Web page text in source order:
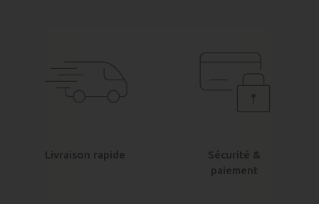
Livraison rapide
Sécurité &
paiement